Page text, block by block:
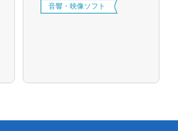
音響・映像ソフト